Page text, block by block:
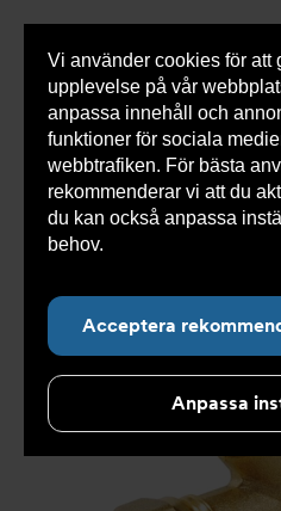
Vi använder cookies för att
upplevelse på vår
anpassa innehåll och
funktioner för sociala
webbtrafiken. För bästa
rekommenderar vi att du
du kan också anpassa
behov.
Acceptera
Anpassa
Du
här:
Armatec > Produkter >
Påfyllningsventiler
>